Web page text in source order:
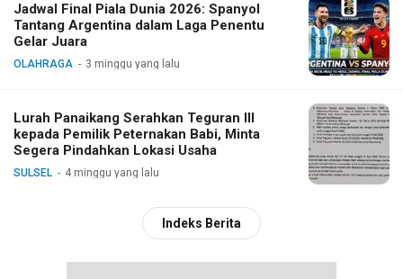
Jadwal Final Piala Dunia 2026: Spanyol
Tantang Argentina dalam Laga Penentu
Gelar Juara
OLAHRAGA 3 minggu yang lalu
Lurah Panaikang Serahkan Teguran III
kepada Pemilik Peternakan Babi, Minta
Segera Pindahkan Lokasi Usaha
SULSEL 4 minggu yang lalu
Indeks Berita